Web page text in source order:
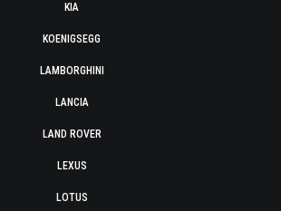
KIA
KOENIGSEGG
LAMBORGHINI
LANCIA
LAND ROVER
LEXUS
LOTUS